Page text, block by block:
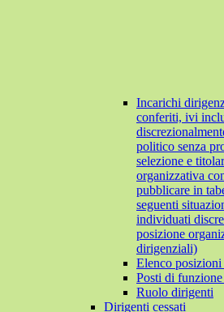
Incarichi
conferiti, ivi
politico senza
selezione e
organizzativa
pubblicare in
seguenti
individuati
posizione
dirigenziali)
Elenco
Posti di
Ruolo dirigenti
Dirigenti cessati